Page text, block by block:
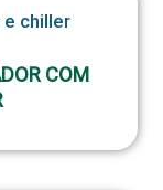
COM